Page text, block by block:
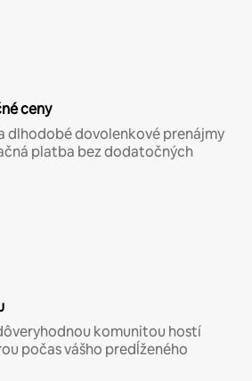
ceny
dlhodobé dovolenkové prenájmy
platba bez dodatočných
komunitou hostí
počas vášho predĺženého